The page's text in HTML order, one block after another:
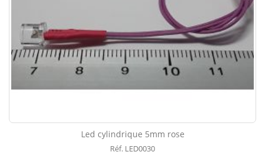
Led cylindrique 5mm rose
Réf. LED0030